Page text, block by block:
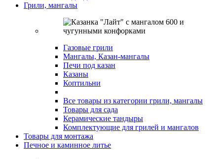
Грили, мангалы
Газовые грили
Мангалы, Казан-мангалы
Печи под казан
Казаны
Коптильни
Все товары из категории грили, мангалы
Товары для сада
Керамические тандыры
Комплектующие для грилей и мангалов
Товары для монтажа
Печное и каминное литье